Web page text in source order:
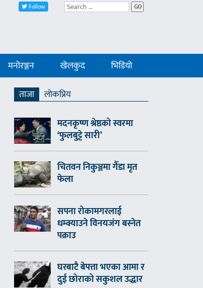
Follow GO
मनोरञ्जन खेलकुद भिडियो
ताजा
लाेकप्रिय
मदनकृष्ण श्रेष्ठको स्वरमा
‘फुलबुट्टे सारी’
चितवन निकुञ्जमा गैँडा मृत
फेला
सपना रोकामगरलाई
धम्क्याउने विनयजंग बस्नेत
पक्राउ
घरबाटै बेपत्ता भएका आमा र
दुई छोराको सकुशल उद्धार